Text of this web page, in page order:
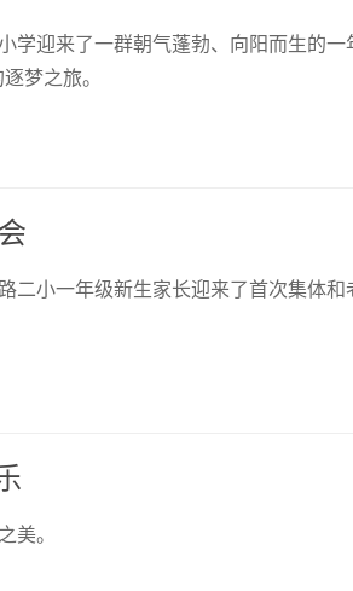
学迎来了一群朝气蓬勃、向阳而生的一
梦之旅。
小一年级新生家长迎来了首次集体和
美。